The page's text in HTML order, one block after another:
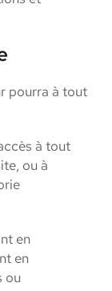
pourra à tout
à tout
ou à
en
en
ou